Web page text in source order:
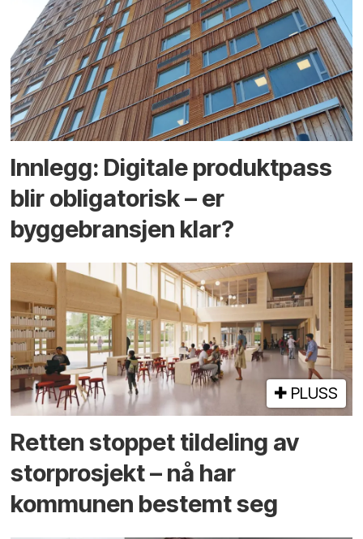
Innlegg: Digitale produktpass
blir obligatorisk – er
byggebransjen klar?
PLUSS
Retten stoppet tildeling av
storprosjekt – nå har
kommunen bestemt seg